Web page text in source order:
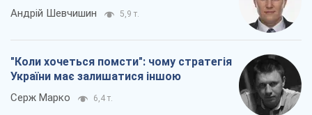
Андрій Шевчишин 5,9 т.
"Коли хочеться помсти": чому стратегія
України має залишатися іншою
Серж Марко 6,4 т.